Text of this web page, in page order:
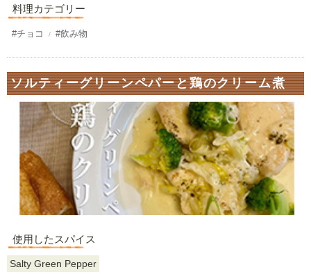
料理カテゴリー
#チョコ #飲み物
ソルティーグリーンペパーと鶏のクリーム煮
使用したスパイス
Salty Green Pepper